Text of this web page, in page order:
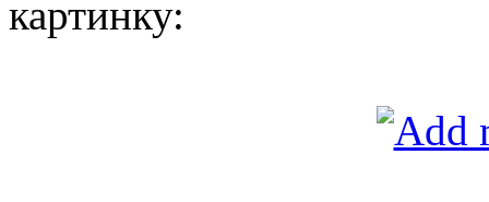
картинку: